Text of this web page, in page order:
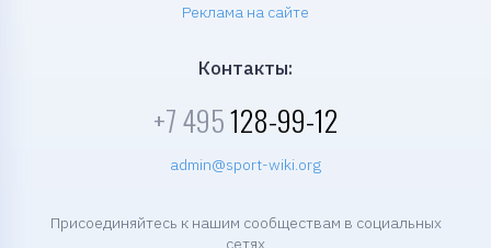
Реклама на сайте
Контакты:
+7 495128-99-12
admin@sport-wiki.org
Присоединяйтесь к нашим сообществам в социальных
сетях